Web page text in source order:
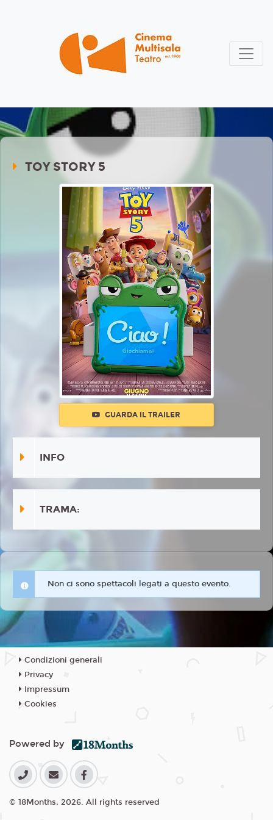
TOY STORY 5
GUARDA IL TRAILER
INFO
TRAMA:
Non ci sono spettacoli legati a questo evento.
Condizioni generali
Privacy
Impressum
Cookies
Powered by
© 18Months, 2026. All rights reserved